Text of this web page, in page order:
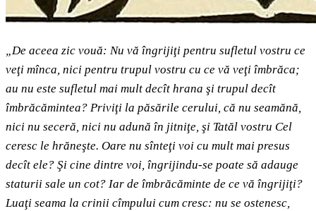
„De aceea zic vouă: Nu vă îngrijiţi pentru sufletul vostru ce
veţi mînca, nici pentru trupul vostru cu ce vă veţi îmbrăca;
au nu este sufletul mai mult decît hrana şi trupul decît
îmbrăcămintea? Priviţi la păsările cerului, că nu seamănă,
nici nu seceră, nici nu adună în jitniţe, şi Tatăl vostru Cel
ceresc le hrăneşte. Oare nu sînteţi voi cu mult mai presus
decît ele? Şi cine dintre voi, îngrijindu-se poate să adauge
staturii sale un cot? Iar de îmbrăcăminte de ce vă îngrijiţi?
Luaţi seama la crinii cîmpului cum cresc: nu se ostenesc,